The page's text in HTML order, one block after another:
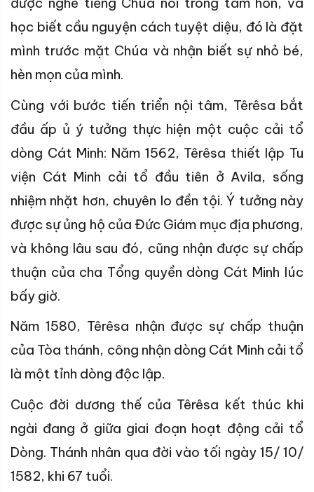
học biết cầu nguyện cách tuyệt diệu, đó là đặt
mình trước mặt Chúa và nhận biết sự nhỏ bé,
hèn mọn của mình.
Cùng với bước tiến triển nội tâm, Têrêsa bắt
đầu ấp ủ ý tưởng thực hiện một cuộc cải tổ
dòng Cát Minh: Năm 1562, Têrêsa thiết lập Tu
viện Cát Minh cải tổ đầu tiên ở Avila, sống
nhiệm nhặt hơn, chuyên lo đền tội. Ý tưởng này
được sự ủng hộ của Đức Giám mục địa phương,
và không lâu sau đó, cũng nhận được sự chấp
thuận của cha Tổng quyền dòng Cát Minh lúc
bấy giờ.
Năm 1580, Têrêsa nhận được sự chấp thuận
của Tòa thánh, công nhận dòng Cát Minh cải tổ
là một tỉnh dòng độc lập.
Cuộc đời dương thế của Têrêsa kết thúc khi
ngài đang ở giữa giai đoạn hoạt động cải tổ
Dòng. Thánh nhân qua đời vào tối ngày 15/ 10/
1582, khi 67 tuổi.